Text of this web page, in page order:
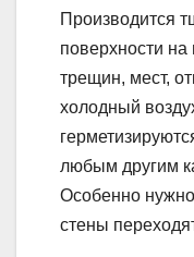
Производится
поверхности
трещин, мест,
холодный
любым другим
Особенно нужно
стены